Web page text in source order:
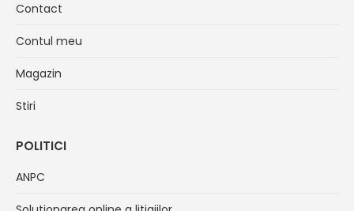
windowwindow
Contact
Contul meu
Magazin
Stiri
POLITICI
ANPC